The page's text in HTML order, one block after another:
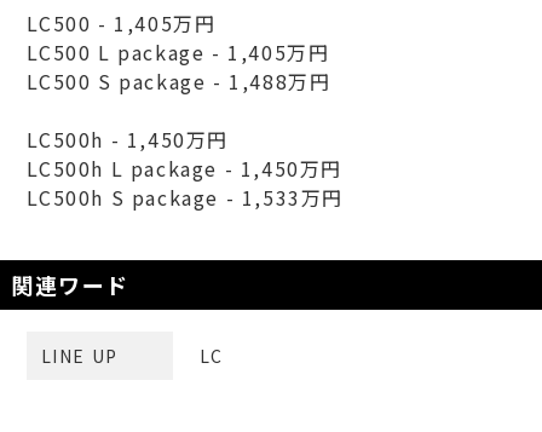
LC500 - 1,405万円
LC500 L package - 1,405万円
LC500 S package - 1,488万円
LC500h - 1,450万円
LC500h L package - 1,450万円
LC500h S package - 1,533万円
関連ワード
LINE UP LC